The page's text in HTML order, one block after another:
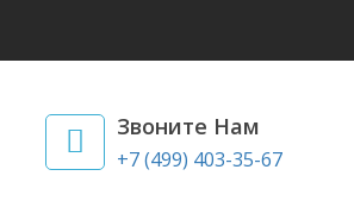
Звоните Нам
+7 (499) 403-35-67